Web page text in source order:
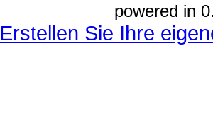
powered in
Erstellen Sie Ihre